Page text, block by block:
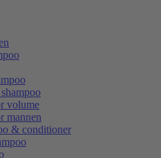
volume
mannen
& conditioner